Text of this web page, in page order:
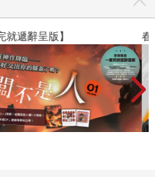
遞辭呈版】 春